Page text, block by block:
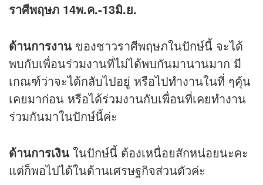
ราศีพฤษภ 14พ.ค.-13มิ.ย.
ด้านการงาน ของชาวราศีพฤษภในปักษ์นี้ จะได้
พบกับเพื่อนร่วมงานที่ไม่ได้พบกันมานานมาก มี
เกณฑ์ว่าจะได้กลับไปอยู่ หรือไปทำงานในที่ ๆคุ้น
เคยมาก่อน หรือได้ร่วมงานกับเพื่อนที่เคยทำงาน
ร่วมกันมาในปักษ์นี้ค่ะ
ด้านการเงิน ในปักษ์นี้ ต้องเหนื่อยสักหน่อยนะคะ
แต่ก็พอไปได้ในด้านเศรษฐกิจส่วนตัวค่ะ